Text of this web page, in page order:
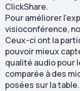
ClickShare.
Pour améliorer
visioconférence,
Ceux-ci ont la
pouvoir mieux
qualité audio pour
comparée à des
posées sur la table.